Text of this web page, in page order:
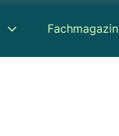
Fachmagazin